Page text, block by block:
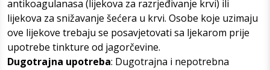
antikoagulanasa (lijekova za razrjeđivanje krvi) ili
lijekova za snižavanje šećera u krvi. Osobe koje uzimaju
ove lijekove trebaju se posavjetovati sa ljekarom prije
upotrebe tinkture od jagorčevine.
Dugotrajna upotreba: Dugotrajna i nepotrebna